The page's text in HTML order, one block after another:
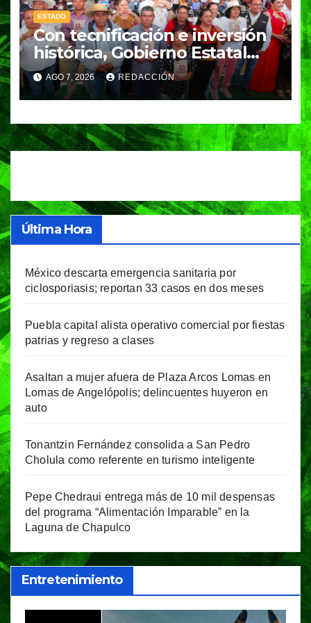
ESTADO
Con tecnificación e inversión
histórica, Gobierno Estatal
impulsa la revolución del
campo
AGO 7, 2026 REDACCIÓN
Última Hora
México descarta emergencia sanitaria por
ciclosporiasis; reportan 33 casos en dos meses
Puebla capital alista operativo comercial por fiestas
patrias y regreso a clases
Asaltan a mujer afuera de Plaza Arcos Lomas en
Lomas de Angelópolis; delincuentes huyeron en
auto
Tonantzin Fernández consolida a San Pedro
Cholula como referente en turismo inteligente
Pepe Chedraui entrega más de 10 mil despensas
del programa “Alimentación Imparable” en la
Laguna de Chapulco
Entretenimiento